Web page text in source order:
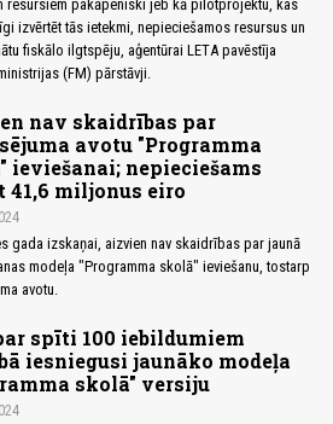
resursiem pakāpeniski jeb kā pilotprojektu, kas
izvērtēt tās ietekmi, nepieciešamos resursus un
fiskālo ilgtspēju, aģentūrai LETA pavēstīja
(FM) pārstāvji.
nav skaidrības par
avotu "Programma
ieviešanai; nepieciešams
41,6 miljonus eiro
gada izskaņai, aizvien nav skaidrības par jaunā
modeļa "Programma skolā" ieviešanu, tostarp
avotu.
spīti 100 iebildumiem
iesniegusi jaunāko modeļa
skolā" versiju